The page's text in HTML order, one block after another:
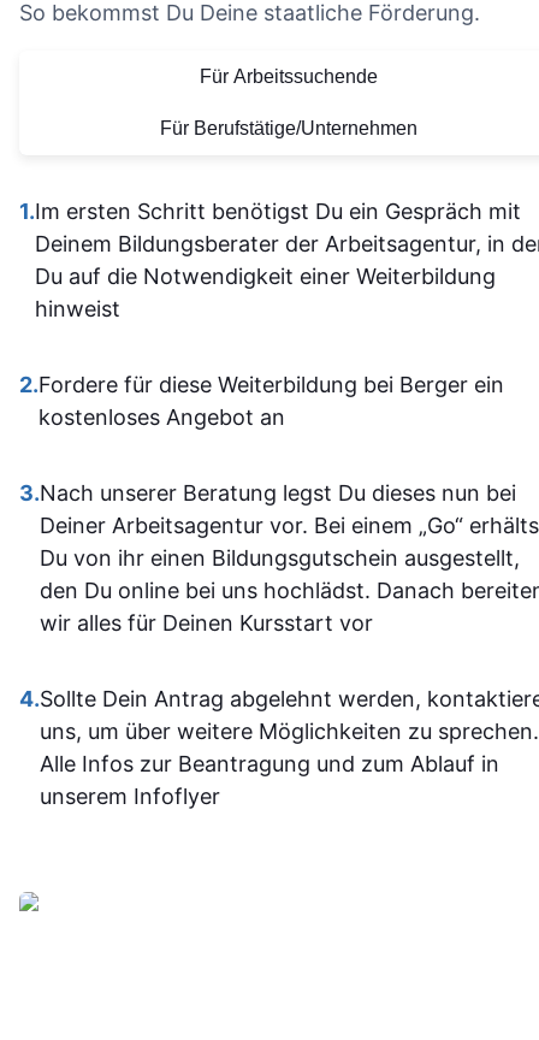
die Organisation und die
Lernmaterialien sind auf
einem hohen Niveau.
zugänglich, sodass man
sich gut orientieren kann.
Insgesamt ist der
alle, die sich im Bereich
SPS weiterbilden oder
Sehr empfehlenswert! 👍
Vielen Dank für
Lernerfahrung
nicht
aufgebaut
man kam
dann gut
allem
einiges
und fühle
im
jetzt
sicherer.
So bekommst Du Deine staatliche Förderung.
Für Arbeitssuchende
Für Berufstätige/Unternehmen
1.Im ersten Schritt benötigst Du ein Gespräch mit
Deinem Bildungsberater der Arbeitsagentur, in
Du auf die Notwendigkeit einer Weiterbildung
hinweist
2.Fordere für diese Weiterbildung bei Berger ein
kostenloses Angebot an
3.Nach unserer Beratung legst Du dieses nun bei
Deiner Arbeitsagentur vor. Bei einem „Go“
Du von ihr einen Bildungsgutschein ausgestellt,
den Du online bei uns hochlädst. Danach
wir alles für Deinen Kursstart vor
4.Sollte Dein Antrag abgelehnt werden,
uns, um über weitere Möglichkeiten zu sprechen.
Alle Infos zur Beantragung und zum Ablauf in
unserem Infoflyer